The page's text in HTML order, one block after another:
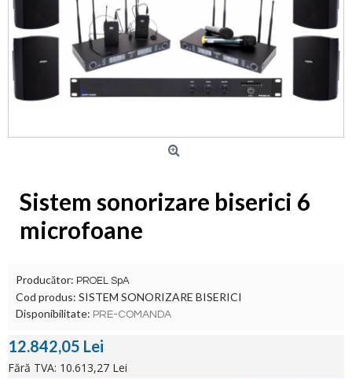
Sistem sonorizare biserici 6
microfoane
Producător: PROEL SpA
Cod produs: SISTEM SONORIZARE BISERICI
Disponibilitate: PRE-COMANDA
12.842,05 Lei
Fără TVA: 10.613,27 Lei